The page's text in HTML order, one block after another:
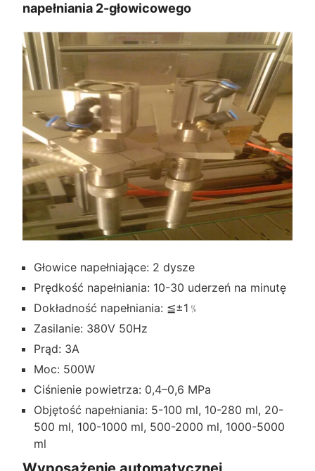
napełniania 2-głowicowego
Głowice napełniające: 2 dysze
Prędkość napełniania: 10-30 uderzeń na minutę
Dokładność napełniania: ≦±1﹪
Zasilanie: 380V 50Hz
Prąd: 3A
Moc: 500W
Ciśnienie powietrza: 0,4–0,6 MPa
Objętość napełniania: 5-100 ml, 10-280 ml, 20-
500 ml, 100-1000 ml, 500-2000 ml, 1000-5000
ml